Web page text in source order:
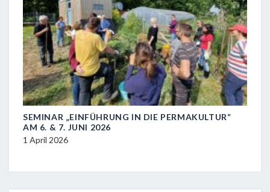
SEMINAR „EINFÜHRUNG IN DIE PERMAKULTUR“
AM 6. & 7. JUNI 2026
1 April 2026